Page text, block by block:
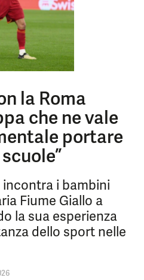
la Roma
che ne vale
portare
incontra i bambini
Fiume Giallo a
la sua esperienza
dello sport nelle